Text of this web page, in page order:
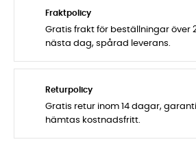
Fraktpolicy
Gratis frakt för beställningar över
nästa dag, spårad leverans.
Returpolicy
Gratis retur inom 14 dagar,
hämtas kostnadsfritt.